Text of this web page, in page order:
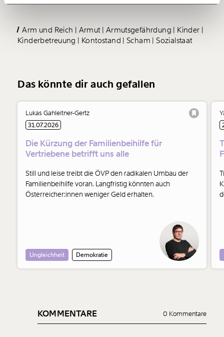
kannst.
Arm und Reich Armut Armutsgefährdung
Kinder
Kinderbetreuung
Kontostand Scham Sozialstaat
Das könnte dir auch gefallen
Lukas Gahleitner-Gertz
31.07.2026
Die Kürzung der Familienbeihilfe für
Vertriebene betrifft uns alle
Still und leise treibt die ÖVP den radikalen Umbau der
Familienbeihilfe voran. Langfristig könnten auch
Österreicher:innen weniger Geld erhalten.
Ungleichheit Demokratie
KOMMENTARE 0 Kommentare